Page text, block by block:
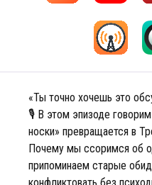
«Ты точно хочешь это
🎙️ В этом эпизоде
носки» превращается в
Почему мы ссоримся об
припоминаем старые